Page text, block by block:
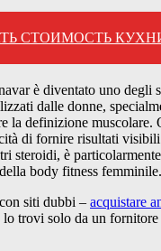
СТОИМОСТЬ
è diventato uno degli
dalle donne,
la definizione muscolare.
di fornire risultati
steroidi, è
body fitness femminile.
siti dubbi – acquistare
lo trovi solo da un